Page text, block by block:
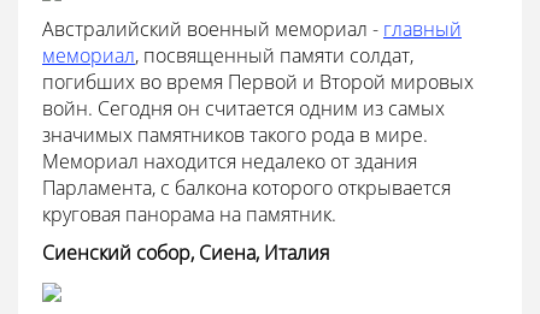
Австралийский военный мемориал - главный
мемориал, посвященный памяти солдат,
погибших во время Первой и Второй мировых
войн. Сегодня он считается одним из самых
значимых памятников такого рода в мире.
Мемориал находится недалеко от здания
Парламента, с балкона которого открывается
круговая панорама на памятник.
Сиенский собор, Сиена, Италия